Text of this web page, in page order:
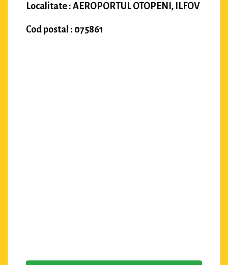
Localitate : AEROPORTUL OTOPENI, ILFOV
Cod postal : 075861